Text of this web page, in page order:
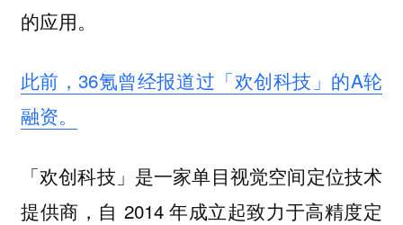
的应用。
此前，36氪曾经报道过「欢创科技」的A轮
融资。
「欢创科技」是一家单目视觉空间定位技术
提供商，自 2014 年成立起致力于高精度定